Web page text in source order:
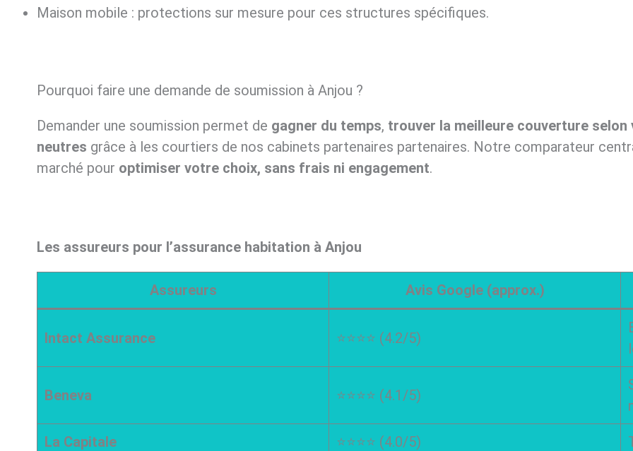
Maison mobile : protections sur mesure pour ces structures spécifiques.
Pourquoi faire une demande de soumission à Anjou ?
Demander une soumission permet de gagner du temps, trouver la meilleure couverture
neutres grâce à les courtiers de nos cabinets partenaires partenaires. Notre comparateur
marché pour optimiser votre choix, sans frais ni engagement.
Les assureurs pour l’assurance habitation à Anjou
Assureurs Avis Google (approx.)
Intact Assurance ⭐⭐⭐⭐ (4.2/5)
Beneva ⭐⭐⭐⭐ (4.1/5)
La Capitale ⭐⭐⭐⭐ (4.0/5)